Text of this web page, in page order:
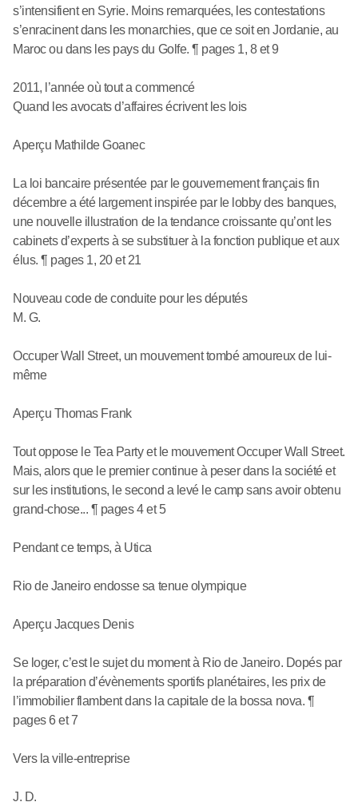
s’intensifient en Syrie. Moins remarquées, les contestations
s’enracinent dans les monarchies, que ce soit en Jordanie, au
Maroc ou dans les pays du Golfe. ¶ pages 1, 8 et 9
2011, l’année où tout a commencé
Quand les avocats d’affaires écrivent les lois
Aperçu Mathilde Goanec
La loi bancaire présentée par le gouvernement français fin
décembre a été largement inspirée par le lobby des banques,
une nouvelle illustration de la tendance croissante qu’ont les
cabinets d’experts à se substituer à la fonction publique et aux
élus. ¶ pages 1, 20 et 21
Nouveau code de conduite pour les députés
M. G.
Occuper Wall Street, un mouvement tombé amoureux de lui-
même
Aperçu Thomas Frank
Tout oppose le Tea Party et le mouvement Occuper Wall Street.
Mais, alors que le premier continue à peser dans la société et
sur les institutions, le second a levé le camp sans avoir obtenu
grand-chose... ¶ pages 4 et 5
Pendant ce temps, à Utica
Rio de Janeiro endosse sa tenue olympique
Aperçu Jacques Denis
Se loger, c’est le sujet du moment à Rio de Janeiro. Dopés par
la préparation d’évènements sportifs planétaires, les prix de
l’immobilier flambent dans la capitale de la bossa nova. ¶
pages 6 et 7
Vers la ville-entreprise
J. D.